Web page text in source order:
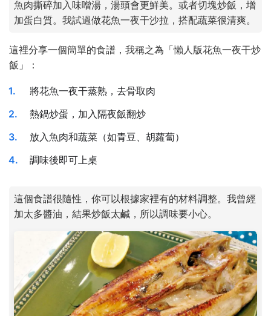
魚肉撕碎加入味噌湯，湯頭會更鮮美。或者切塊炒飯，增
加蛋白質。我試過做花魚一夜干沙拉，搭配蔬菜很清爽。
這裡分享一個簡單的食譜，我稱之為「懶人版花魚一夜干炒
飯」：
將花魚一夜干蒸熟，去骨取肉
熱鍋炒蛋，加入隔夜飯翻炒
放入魚肉和蔬菜（如青豆、胡蘿蔔）
調味後即可上桌
這個食譜很隨性，你可以根據家裡有的材料調整。我曾經
加太多醬油，結果炒飯太鹹，所以調味要小心。